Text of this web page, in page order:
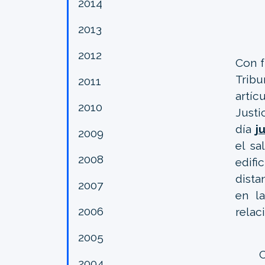
2014
2013
2012
2011
2010
2009
2008
2007
2006
2005
Con
día
el
en